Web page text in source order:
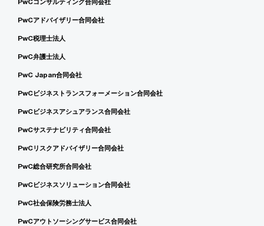
PwCコンサルティング合同会社
PwCアドバイザリー合同会社
PwC税理士法人
PwC弁護士法人
PwC Japan合同会社
PwCビジネストランスフォーメーション合同会社
PwCビジネスアシュアランス合同会社
PwCサステナビリティ合同会社
PwCリスクアドバイザリー合同会社
PwC総合研究所合同会社
PwCビジネスソリューション合同会社
PwC社会保険労務士法人
PwCアウトソーシングサービス合同会社